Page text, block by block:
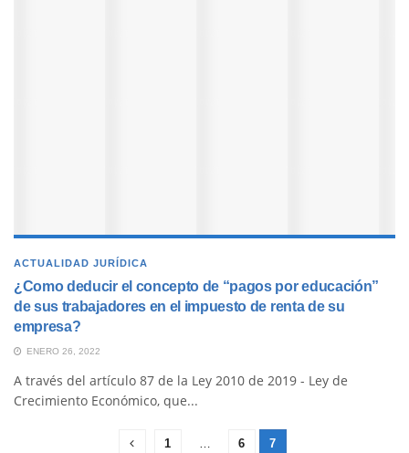
ACTUALIDAD JURÍDICA
¿Como deducir el concepto de “pagos por educación”
de sus trabajadores en el impuesto de renta de su
empresa?
ENERO 26, 2022
A través del artículo 87 de la Ley 2010 de 2019 - Ley de
Crecimiento Económico, que...
1 6 7